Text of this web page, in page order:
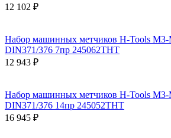
12 102 ₽
Набор машинных метчиков H-Tools M3-
DIN371/376 7пр 245062THT
12 943 ₽
Набор машинных метчиков H-Tools M3-
DIN371/376 14пр 245052THT
16 945 ₽